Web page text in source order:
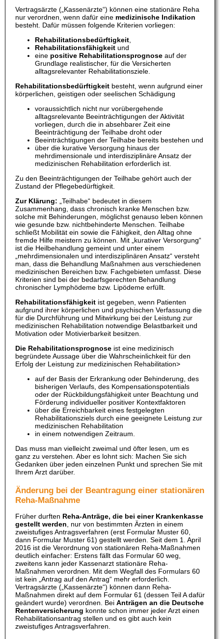
Vertragsärzte („Kassenärzte“) können eine stationäre Reha
nur verordnen, wenn dafür eine medizinische Indikation
besteht. Dafür müssen folgende Kriterien vorliegen:
Rehabilitationsbedürftigkeit
Rehabilitationsfähigkeit und
eine positive Rehabilitationsprognose auf der
Grundlage realistischer, für die Versicherten
alltagsrelevanter Rehabilitationsziele.
Rehabilitationsbedürftigkeit besteht, wenn aufgrund einer
körperlichen, geistigen oder seelischen Schädigung
voraussichtlich nicht nur vorübergehende
alltagsrelevante Beeinträchtigungen der Aktivität
vorliegen, durch die in absehbarer Zeit eine
Beeinträchtigung der Teilhabe droht oder
Beeinträchtigungen der Teilhabe bereits bestehen und
über die kurative Versorgung hinaus der
mehrdimensionale und interdisziplinäre Ansatz der
medizinischen Rehabilitation erforderlich ist.
Zu den Beeinträchtigungen der Teilhabe gehört auch der
Zustand der Pflegebedürftigkeit.
Zur Klärung: „Teilhabe“ bedeutet in diesem
Zusammenhang, dass chronisch kranke Menschen bzw.
solche mit Behinderungen, möglichst genauso leben können
wie gesunde bzw. nichtbehinderte Menschen. Teilhabe
schließt Mobilität ein sowie die Fähigkeit, den Alltag ohne
fremde Hilfe meistern zu können. Mit „kurativer Versorgung“
ist die Heilbehandlung gemeint und unter einem
„mehrdimensionalen und interdisziplinären Ansatz“ versteht
man, dass die Behandlung Maßnahmen aus verschiedenen
medizinischen Bereichen bzw. Fachgebieten umfasst. Diese
Kriterien sind bei der bedarfsgerechten Behandlung
chronischer Lymphödeme bzw. Lipödeme erfüllt.
Rehabilitationsfähigkeit ist gegeben, wenn Patienten
aufgrund ihrer körperlichen und psychischen Verfassung die
für die Durchführung und Mitwirkung bei der Leistung zur
medizinischen Rehabilitation notwendige Belastbarkeit und
Motivation oder Motivierbarkeit besitzen.
Die Rehabilitationsprognose ist eine medizinisch
begründete Aussage über die Wahrscheinlichkeit für den
Erfolg der Leistung zur medizinischen Rehabilitation>
auf der Basis der Erkrankung oder Behinderung, des
bisherigen Verlaufs, des Kompensationspotentials
oder der Rückbildungsfähigkeit unter Beachtung und
Förderung individueller positiver Kontextfaktoren
über die Erreichbarkeit eines festgelegten
Rehabilitationsziels durch eine geeignete Leistung zur
medizinischen Rehabilitation
in einem notwendigen Zeitraum.
Das muss man vielleicht zweimal und öfter lesen, um es
ganz zu verstehen. Aber es lohnt sich: Machen Sie sich
Gedanken über jeden einzelnen Punkt und sprechen Sie mit
Ihrem Arzt darüber.
Änderung bei der Beantragung einer stationären
Reha-Maßnahme
Früher durften Reha-Anträge, die bei einer Krankenkasse
gestellt werden , nur von bestimmten Ärzten in einem
zweistufiges Antragsverfahren (erst Formular Muster 60,
dann Formular Muster 61) gestellt werden. Seit dem 1. April
2016 ist die Verordnung von stationären Reha-Maßnahmen
deutlich einfacher: Erstens fällt das Formular 60 weg,
zweitens kann jeder Kassenarzt stationäre Reha-
Maßnahmen verordnen. Mit dem Wegfall des Formulars 60
ist kein „Antrag auf den Antrag“ mehr erforderlich.
Vertragsärzte („Kassenärzte“) können dann Reha-
Maßnahmen direkt auf dem Formular 61 (dessen Teil A dafür
geändert wurde) verordnen. Bei Anträgen an die Deutsche
Rentenversicherung konnte schon immer jeder Arzt einen
Rehabilitationsantrag stellen und es gibt auch kein
zweistufiges Antragsverfahren.